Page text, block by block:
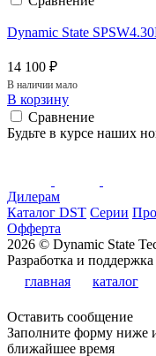
Dynamic State
14 100 ₽
В наличии мало
В корзину
Сравнение
Будьте в курсе наших
Дилерам
Каталог DST Серии
Офферта
2026 © Dynamic State
Разработка и поддержка
главная
каталог
Оставить сообщение
Заполните форму ниже
ближайшее время